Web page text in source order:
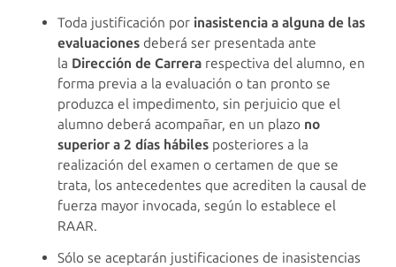
Toda justificación por inasistencia a alguna de las
evaluaciones deberá ser presentada ante
la Dirección de Carrera respectiva del alumno, en
forma previa a la evaluación o tan pronto se
produzca el impedimento, sin perjuicio que el
alumno deberá acompañar, en un plazo no
superior a 2 días hábiles posteriores a la
realización del examen o certamen de que se
trata, los antecedentes que acrediten la causal de
fuerza mayor invocada, según lo establece el
RAAR.
Sólo se aceptarán justificaciones de inasistencias